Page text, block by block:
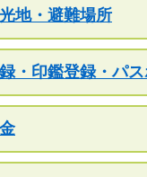
地・避難場所
・印鑑登録・パス